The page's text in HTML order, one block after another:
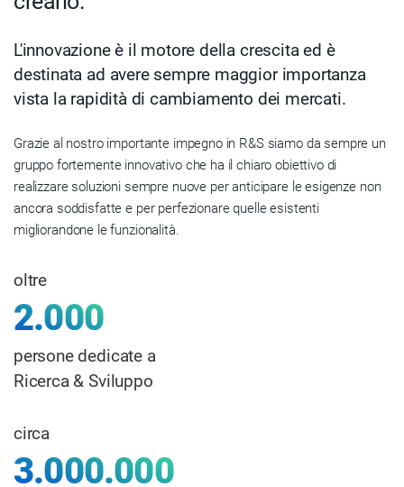
L'innovazione è il motore della crescita ed è
destinata ad avere sempre maggior importanza
vista la rapidità di cambiamento dei mercati.
Grazie al nostro importante impegno in R&S siamo da sempre un
gruppo fortemente innovativo che ha il chiaro obiettivo di
realizzare soluzioni sempre nuove per anticipare le esigenze non
ancora soddisfatte e per perfezionare quelle esistenti
migliorandone le funzionalità.
oltre
2.000
persone dedicate a
Ricerca & Sviluppo
circa
3.000.000